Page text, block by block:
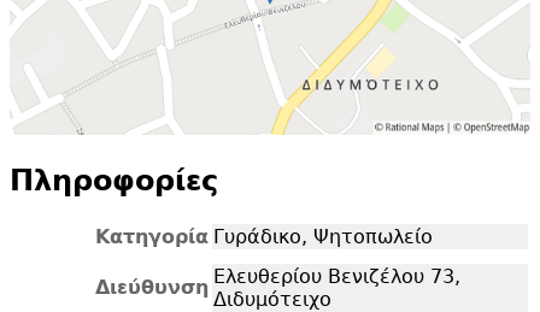
Πληροφορίες
Κατηγορία Γυράδικο, Ψητοπωλείο
Διεύθυνση Ελευθερίου Βενιζέλου 73,
Διδυμότειχο